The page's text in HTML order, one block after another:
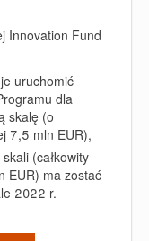
Innovation Fund
uruchomić
dla
skalę (o
7,5 mln EUR),
(całkowity
EUR) ma zostać
2022 r.